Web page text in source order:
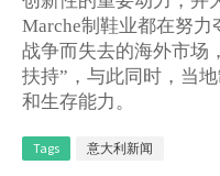
Marche制鞋业都在努力
战争而失去的海外市场
扶持” ，与此同时，当
和生存能力。
Tags 意大利新闻